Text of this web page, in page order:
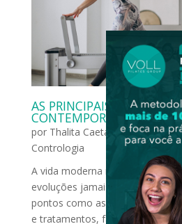
AS PRINCIPAIS
CONTEMPORÂNEO PARA
por Thalita Caetano|mar 6,
Contrologia
A vida moderna nos trouxe
evoluções jamais vistas.
pontos como as novidades em
e tratamentos, facilidades na